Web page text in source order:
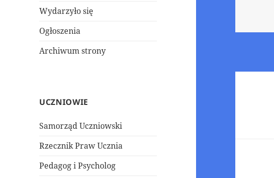
Wydarzyło się
Ogłoszenia
Archiwum strony
UCZNIOWIE
Samorząd Uczniowski
Rzecznik Praw Ucznia
Pedagog i Psycholog